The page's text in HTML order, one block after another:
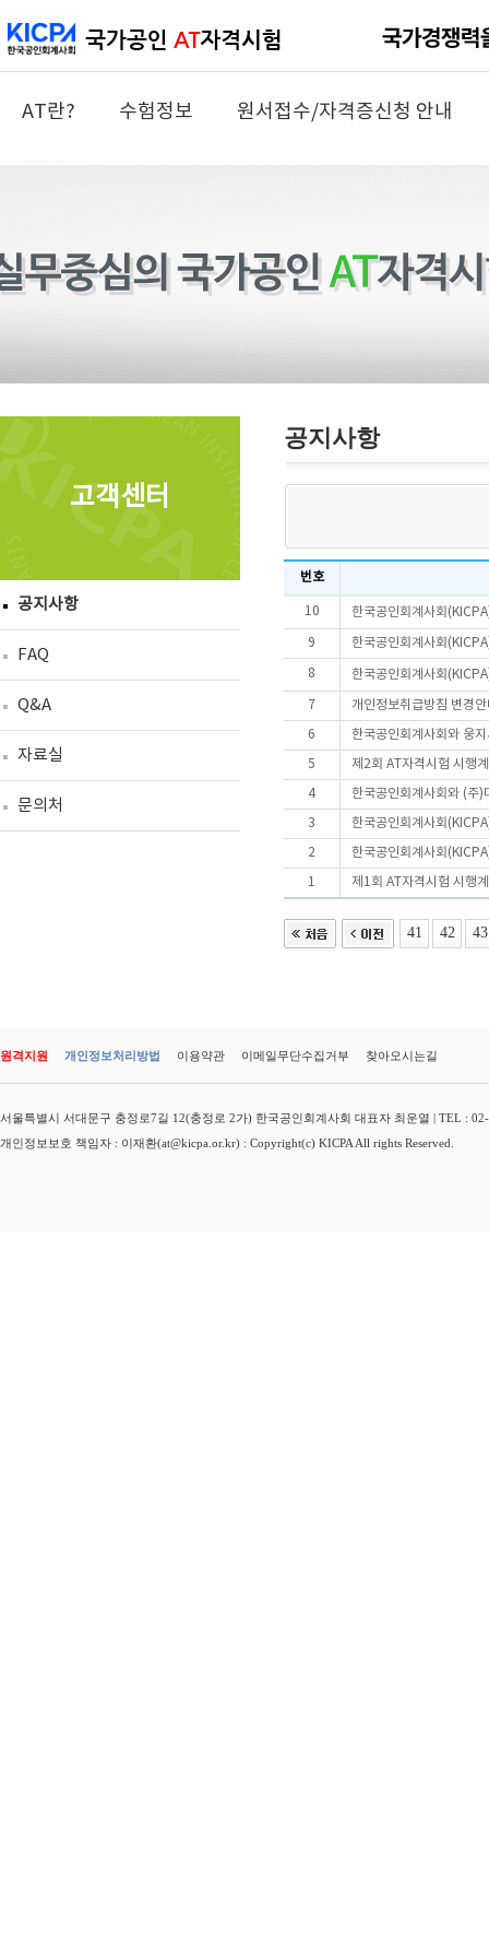
AT란? 수험정보 원서접수/자격증신청 안내
고객센터
공지사항
FAQ
Q&A
자료실
문의처
공지사항
번호
10 한국공인회계사회
9 한국공인회계사회
8 한국공인회계사회
7 개인정보취급방침 변경안
6 한국공인회계사회와 웅
5 제2회 AT자격시험 시행
4 한국공인회계사회와 (주)
3 한국공인회계사회
2 한국공인회계사회
1 제1회 AT자격시험 시행
41 42 43
원격지원 개인정보처리방법 이용약관 이메일무단수집거부 찾아오시는길
서울특별시 서대문구 충정로7길 12(충정로 2가) 한국공인회계사회 대표자 최운열 | TEL :
개인정보보호 책임자 : 이재환(at@kicpa.or.kr) : Copyright(c) KICPA All rights Reserved.